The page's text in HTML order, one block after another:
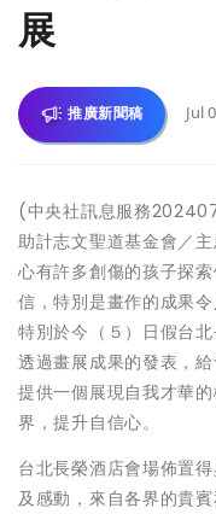
展
推廣新聞稿 Jul
(中央社訊息服務
助計志文聖道基金會／
心有許多創傷的孩子探
信，特別是畫作的成果
特別於今（５）日假台
透過畫展成果的發表，
提供一個展現自我才華
界，提升自信心。
台北長榮酒店會場佈置
及感動，來自各界的貴